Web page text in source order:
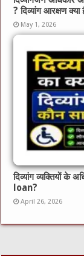
? दिव्यांग आरक्षण
May 1, 2026
दिव्यांग व्यक्तियों के
loan?
April 26, 2026